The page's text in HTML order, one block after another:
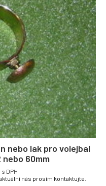
nebo lak pro volejbal
nebo 60mm
s DPH
nás prosím kontaktujte.